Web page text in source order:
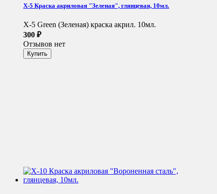
X-5 Краска акриловая "Зеленая", глянцевая, 10мл.
X-5 Green (Зеленая) краска акрил. 10мл.
300 ₽
Отзывов нет